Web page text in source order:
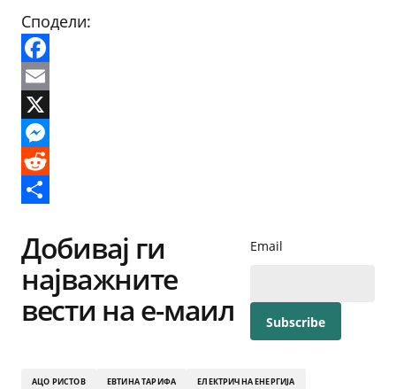
Сподели:
Facebook
Email
X
Messenger
Reddit
Добивај ги
најважните
вести на е-маил
Email
АЦО РИСТОВ ЕВТИНА ТАРИФА ЕЛЕКТРИЧНА ЕНЕРГИЈА